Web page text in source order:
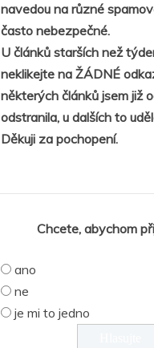
navedou na různé
často nebezpečné.
U článků starších než
neklikejte na ŽÁDNÉ
některých článků jsem již
odstranila, u dalších to
Děkuji za pochopení.
Chcete, abychom
ano
ne
je mi to jedno